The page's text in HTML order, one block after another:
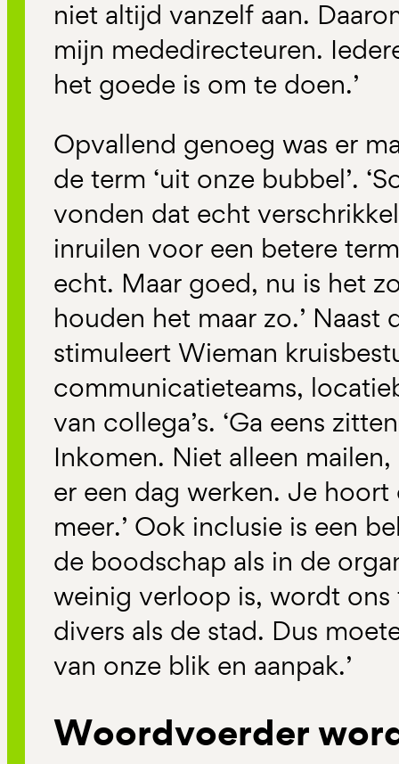
niet altijd vanzelf aan.
mijn mededirecteuren.
het goede is om te doen.’
Opvallend genoeg was er
de term ‘uit onze bubbel’.
vonden dat echt
inruilen voor een betere
echt. Maar goed, nu is het
houden het maar zo.’
stimuleert Wieman
communicatieteams,
van collega’s. ‘Ga eens
Inkomen. Niet alleen
er een dag werken. Je
meer.’ Ook inclusie is een
de boodschap als in de
weinig verloop is, wordt
divers als de stad. Dus
van onze blik en aanpak.’
Woordvoerder